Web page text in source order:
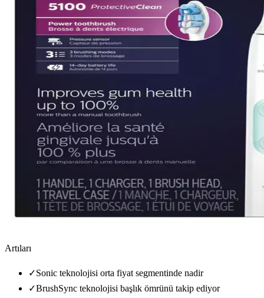
Artıları
✓Sonic teknolojisi orta fiyat segmentinde nadir
✓BrushSync teknolojisi başlık ömrünü takip ediyor